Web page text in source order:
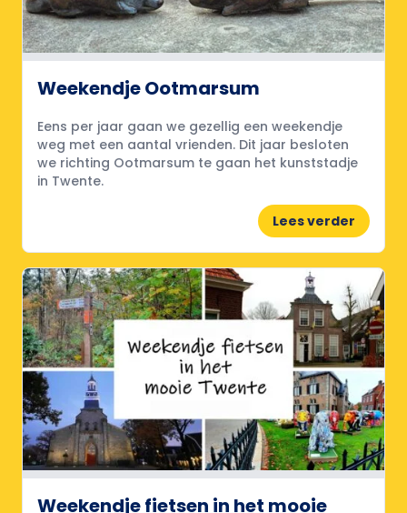
Weekendje Ootmarsum
Eens per jaar gaan we gezellig een weekendje
weg met een aantal vrienden. Dit jaar besloten
we richting Ootmarsum te gaan het kunststadje
in Twente.
Lees verder
Weekendje fietsen in het mooie